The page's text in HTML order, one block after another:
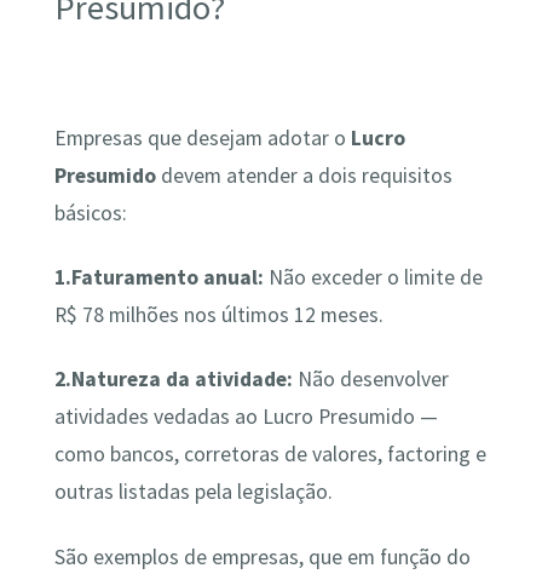
Empresas que desejam adotar o Lucro
Presumidodevem atender a dois requisitos
básicos:
1.Faturamento anual: Não exceder o limite de
R$ 78 milhões nos últimos 12 meses.
2.Natureza da atividade: Não desenvolver
atividades vedadas ao Lucro Presumido —
como bancos, corretoras de valores, factoring e
outras listadas pela legislação.
São exemplos de empresas, que em função do